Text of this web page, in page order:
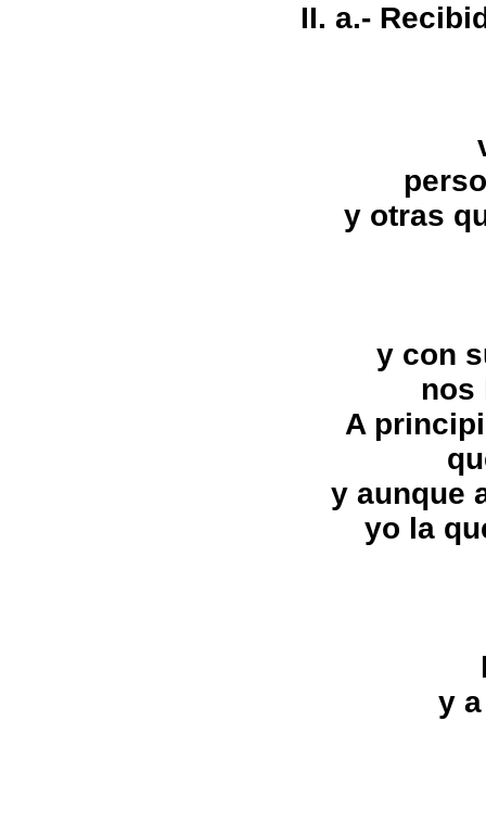
II. a.-
y otras
y con
nos
A
y aunque
yo la
y